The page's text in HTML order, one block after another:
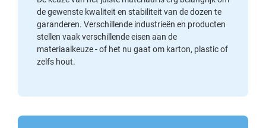
de gewenste kwaliteit en stabiliteit van de dozen te
garanderen. Verschillende industrieën en producten
stellen vaak verschillende eisen aan de
materiaalkeuze - of het nu gaat om karton, plastic of
zelfs hout.